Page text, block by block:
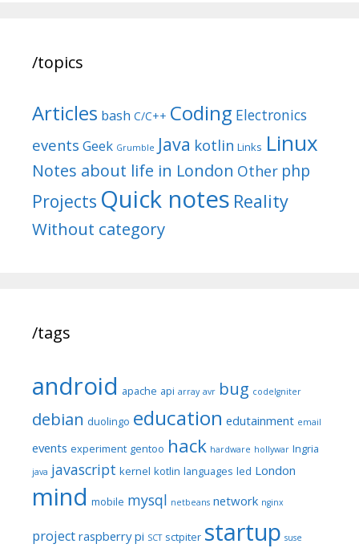
/topics
Articles bash C/C++ Coding Electronics
events Geek Grumble Java kotlin Links Linux
Notes about life in London Other php
Projects Quick notes Reality
Without category
/tags
android apache api array avr bug codeIgniter
debian duolingo education edutainment email
events experiment gentoo hack hardware hollywar Ingria
java javascript kernel kotlin languages led London
mind mobile mysql netbeans network nginx
project raspberry pi SCT sctpiter startup suse